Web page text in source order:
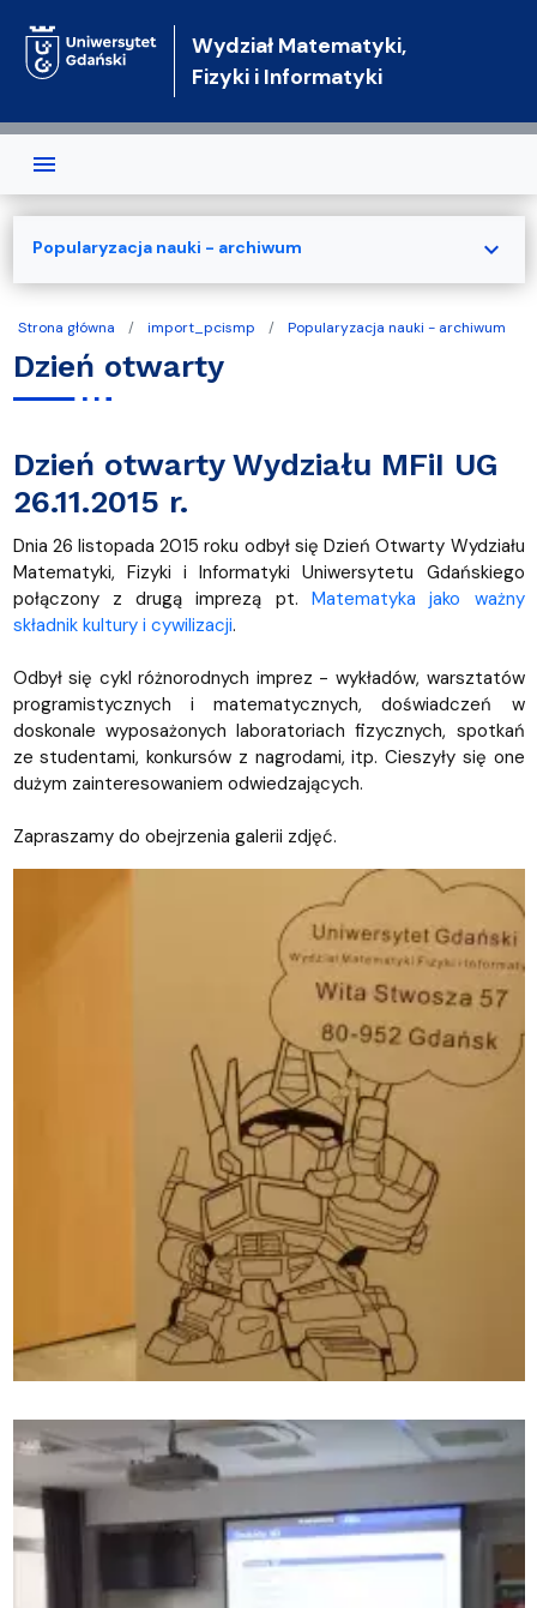
Wydział Matematyki,
Fizyki i Informatyki
Strona główna import_pcismp Popularyzacja nauki - archiwum
Dzień otwarty
Dzień otwarty Wydziału MFiI UG
26.11.2015 r.
Dnia 26 listopada 2015 roku odbył się Dzień Otwarty Wydziału
Matematyki, Fizyki i Informatyki Uniwersytetu Gdańskiego
połączony z drugą imprezą pt. Matematyka jako ważny
składnik kultury i cywilizacji.
Odbył się cykl różnorodnych imprez - wykładów, warsztatów
programistycznych i matematycznych, doświadczeń w
doskonale wyposażonych laboratoriach fizycznych, spotkań
ze studentami, konkursów z nagrodami, itp. Cieszyły się one
dużym zainteresowaniem odwiedzających.
Zapraszamy do obejrzenia galerii zdjęć.
Popularyzacja nauki - archiwum expand_more